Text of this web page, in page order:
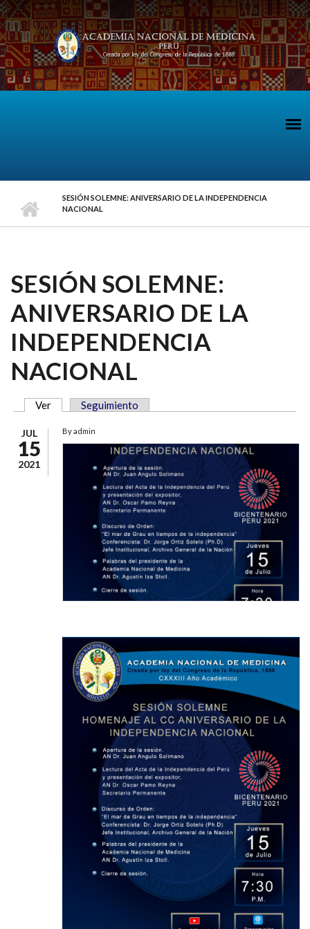
Pasar al contenido principal
SESIÓN SOLEMNE: ANIVERSARIO DE LA INDEPENDENCIA
NACIONAL
SESIÓN SOLEMNE:
ANIVERSARIO DE LA
INDEPENDENCIA
NACIONAL
SOLAPAS PRINCIPALES
Ver (solapa activa)
Seguimiento
JUL
15
2021
By admin